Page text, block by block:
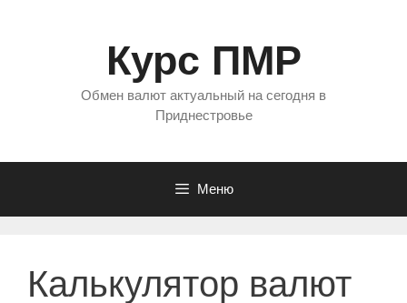
Курс ПМР
Обмен валют актуальный на сегодня в
Приднестровье
Меню
Калькулятор валют